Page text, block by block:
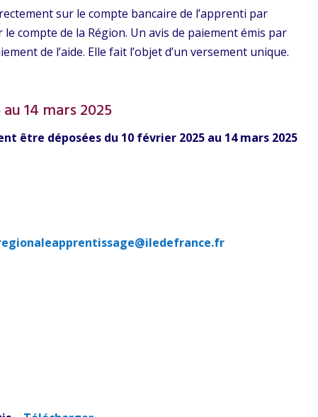
sur le compte bancaire de l’apprenti par
le compte de la Région. Un avis de paiement émis par
de l’aide. Elle fait l’objet d’un versement unique.
14 mars 2025
être déposées du 10 février 2025 au 14 mars 2025